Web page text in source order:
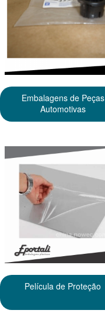
Embalagens de Peças
Automotivas
Película de Proteção